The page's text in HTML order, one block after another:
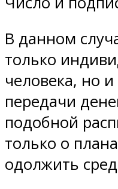
В данном
только
человека, но
передачи
подобной
только о
одолжить